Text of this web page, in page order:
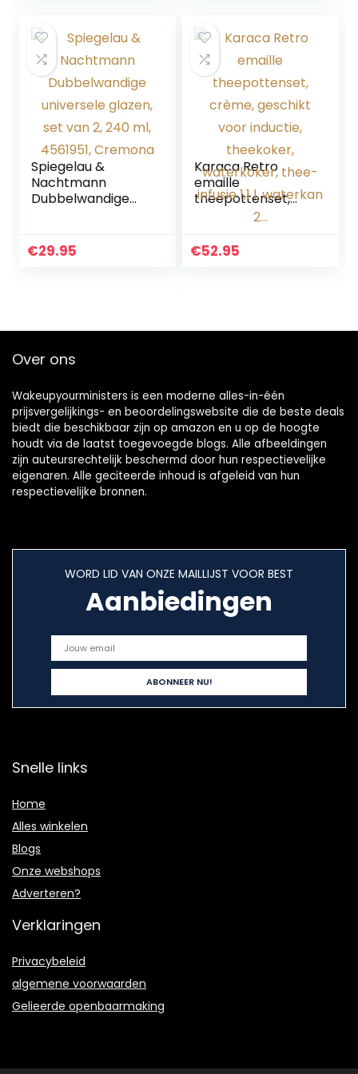
Spiegelau &
Nachtmann
Dubbelwandige
4561951, Cremona
€29.95
Karaca Retro
emaille
theepottenset,
crème, geschikt
theekoker,
€52.95
Over ons
Wakeupyourministers is een moderne alles-in-één
prijsvergelijkings- en beoordelingswebsite die de beste deals
biedt die beschikbaar zijn op amazon en u op de hoogte
houdt via de laatst toegevoegde blogs. Alle afbeeldingen
zijn auteursrechtelijk beschermd door hun respectievelijke
eigenaren. Alle geciteerde inhoud is afgeleid van hun
respectievelijke bronnen.
WORD LID VAN ONZE MAILLIJST VOOR BEST
Aanbiedingen
Snelle links
Home
Alles winkelen
Blogs
Onze webshops
Adverteren?
Verklaringen
Privacybeleid
algemene voorwaarden
Gelieerde openbaarmaking